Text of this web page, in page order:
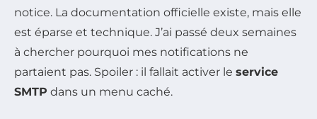
notice. La documentation officielle existe, mais elle
est éparse et technique. J’ai passé deux semaines
à chercher pourquoi mes notifications ne
partaient pas. Spoiler : il fallait activer le service
SMTP dans un menu caché.